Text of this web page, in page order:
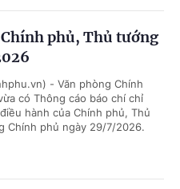
phủ, Thủ tướng
- Văn phòng Chính
có Thông cáo báo chí chỉ
hành của Chính phủ, Thủ
Chính phủ ngày 29/7/2026.